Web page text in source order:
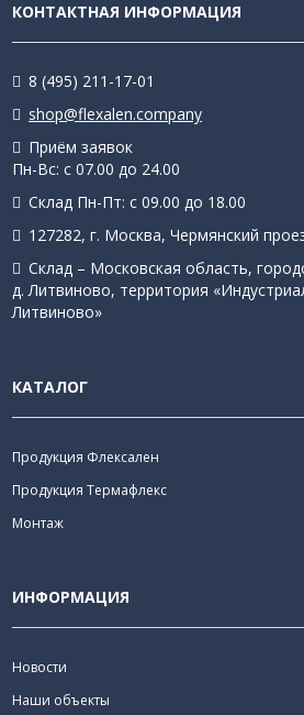
КОНТАКТНАЯ ИНФОРМАЦИЯ
8 (495) 211-17-01
shop@flexalen.company
Приём заявок
Пн-Вс: с 07.00 до 24.00
Склад Пн-Пт: с 09.00 до 18.00
127282, г. Москва, Чермянский
Склад – Московская область,
д. Литвиново, территория
Литвиново»
КАТАЛОГ
Продукция Флексален
Продукция Термафлекс
Монтаж
ИНФОРМАЦИЯ
Новости
Наши объекты